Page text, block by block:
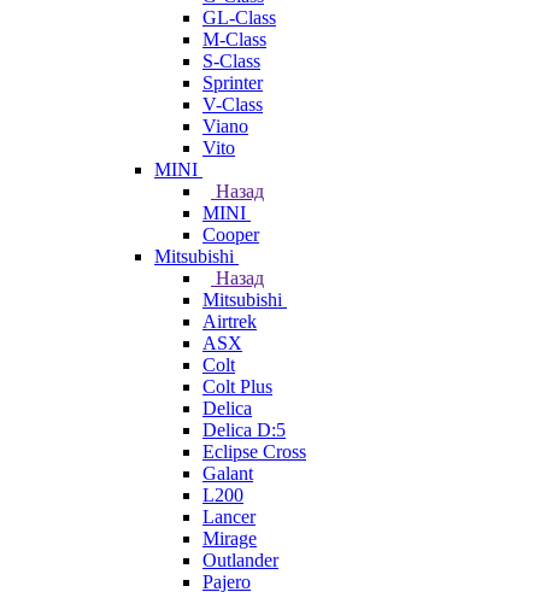
GL-Class
M-Class
S-Class
Sprinter
V-Class
Viano
Vito
MINI
Назад
MINI
Cooper
Mitsubishi
Назад
Mitsubishi
Airtrek
ASX
Colt
Colt Plus
Delica
Delica D:5
Eclipse Cross
Galant
L200
Lancer
Mirage
Outlander
Pajero